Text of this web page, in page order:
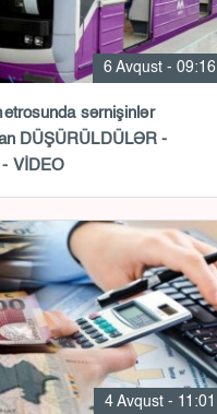
6 Avqust - 09:16
sərnişinlər
DÜŞÜRÜLDÜLƏR -
- VİDEO
4 Avqust - 11:01